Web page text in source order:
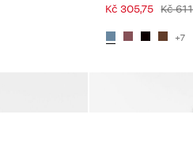
Kč 305,75 Kč
+7